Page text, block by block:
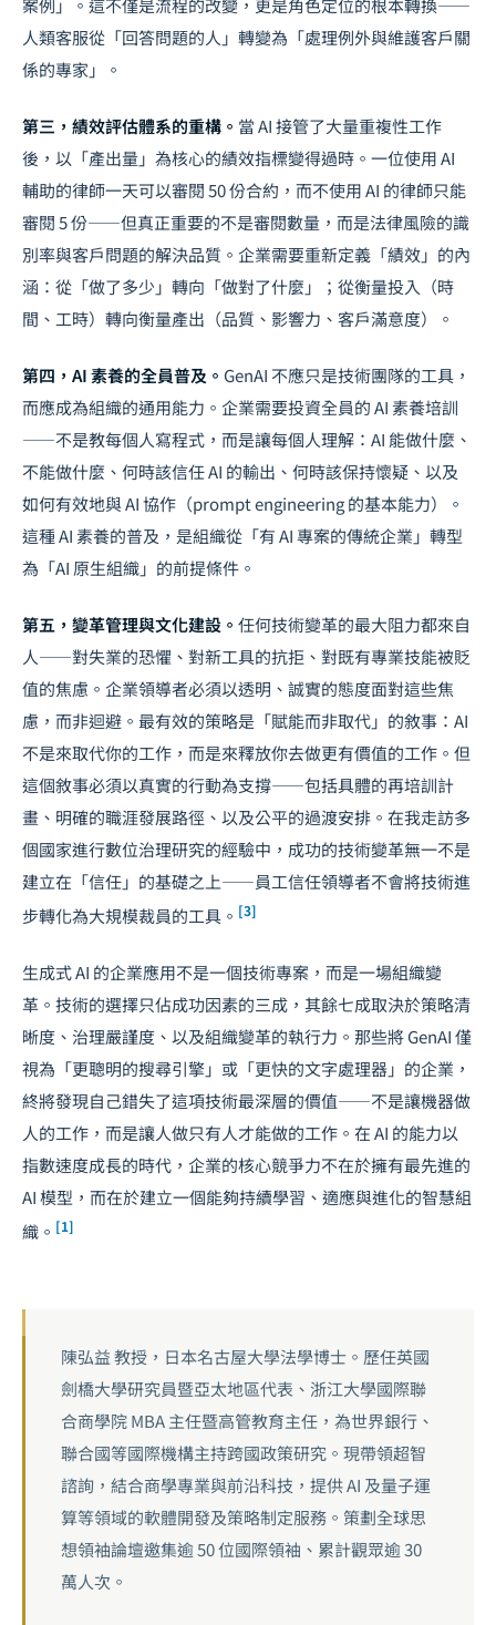
案例」。這不僅是流程的改變，更是角色定位的根本轉換——
人類客服從「回答問題的人」轉變為「處理例外與維護客戶關
係的專家」。
第三，績效評估體系的重構。 當 AI 接管了大量重複性工作
後，以「產出量」為核心的績效指標變得過時。一位使用 AI
輔助的律師一天可以審閱 50 份合約，而不使用 AI 的律師只能
審閱 5 份——但真正重要的不是審閱數量，而是法律風險的識
別率與客戶問題的解決品質。企業需要重新定義「績效」的內
涵：從「做了多少」轉向「做對了什麼」；從衡量投入（時
間、工時）轉向衡量產出（品質、影響力、客戶滿意度）。
第四， AI 素養的全員普及。 GenAI 不應只是技術團隊的工具，
而應成為組織的通用能力。企業需要投資全員的 AI 素養培訓
——不是教每個人寫程式，而是讓每個人理解：AI 能做什麼、
不能做什麼、何時該信任 AI 的輸出、何時該保持懷疑、以及
如何有效地與 AI 協作（prompt engineering 的基本能力）。
這種 AI 素養的普及，是組織從「有 AI 專案的傳統企業」轉型
為「AI 原生組織」的前提條件。
第五，變革管理與文化建設。 任何技術變革的最大阻力都來自
人——對失業的恐懼、對新工具的抗拒、對既有專業技能被貶
值的焦慮。企業領導者必須以透明、誠實的態度面對這些焦
慮，而非迴避。最有效的策略是「賦能而非取代」的敘事：AI
不是來取代你的工作，而是來釋放你去做更有價值的工作。但
這個敘事必須以真實的行動為支撐——包括具體的再培訓計
畫、明確的職涯發展路徑、以及公平的過渡安排。在我走訪多
個國家進行數位治理研究的經驗中，成功的技術變革無一不是
建立在「信任」的基礎之上——員工信任領導者不會將技術進
步轉化為大規模裁員的工具。 [3]
生成式 AI 的企業應用不是一個技術專案，而是一場組織變
革。技術的選擇只佔成功因素的三成，其餘七成取決於策略清
晰度、治理嚴謹度、以及組織變革的執行力。那些將 GenAI 僅
視為「更聰明的搜尋引擎」或「更快的文字處理器」的企業，
終將發現自己錯失了這項技術最深層的價值——不是讓機器做
人的工作，而是讓人做只有人才能做的工作。在 AI 的能力以
指數速度成長的時代，企業的核心競爭力不在於擁有最先進的
AI 模型，而在於建立一個能夠持續學習、適應與進化的智慧組
織。 [1]
陳弘益 教授，日本名古屋大學法學博士。歷任英國
劍橋大學研究員暨亞太地區代表、浙江大學國際聯
合商學院 MBA 主任暨高管教育主任，為世界銀行、
聯合國等國際機構主持跨國政策研究。現帶領超智
諮詢，結合商學專業與前沿科技，提供 AI 及量子運
算等領域的軟體開發及策略制定服務。策劃全球思
想領袖論壇邀集逾 50 位國際領袖、累計觀眾逾 30
萬人次。